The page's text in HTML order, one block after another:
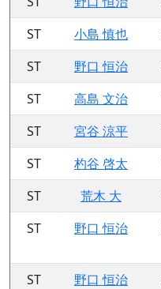
ST
小島 慎也
ST
野口 恒治
ST
高島 文治
ST
宮谷 涼平
ST
杓谷 啓太
ST
荒木 大
ST
野口 恒治
ST
野口 恒治